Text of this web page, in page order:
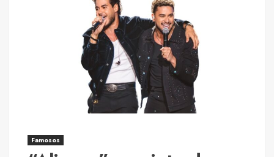
Rock
celebra
o
Dia
dos
Pais
com
Famosos